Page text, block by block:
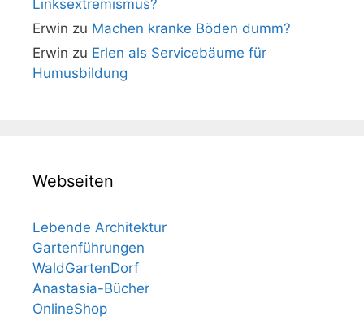
Linksextremismus?
Erwin zu Machen kranke Böden dumm?
Erwin zu Erlen als Servicebäume für
Humusbildung
Webseiten
Lebende Architektur
Gartenführungen
WaldGartenDorf
Anastasia-Bücher
OnlineShop